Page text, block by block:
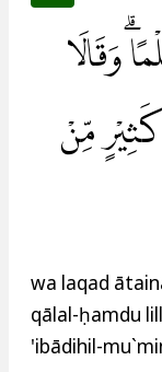
وَقَالَا
كَثِيْرٍ مِّنْ
wa laqad
qālal-ḥamdu
'ibādihil-